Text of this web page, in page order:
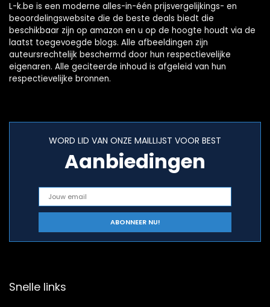
L-k.be is een moderne alles-in-één prijsvergelijkings- en
beoordelingswebsite die de beste deals biedt die
beschikbaar zijn op amazon en u op de hoogte houdt via de
laatst toegevoegde blogs. Alle afbeeldingen zijn
auteursrechtelijk beschermd door hun respectievelijke
eigenaren. Alle geciteerde inhoud is afgeleid van hun
respectievelijke bronnen.
WORD LID VAN ONZE MAILLIJST VOOR BEST
Aanbiedingen
Snelle links